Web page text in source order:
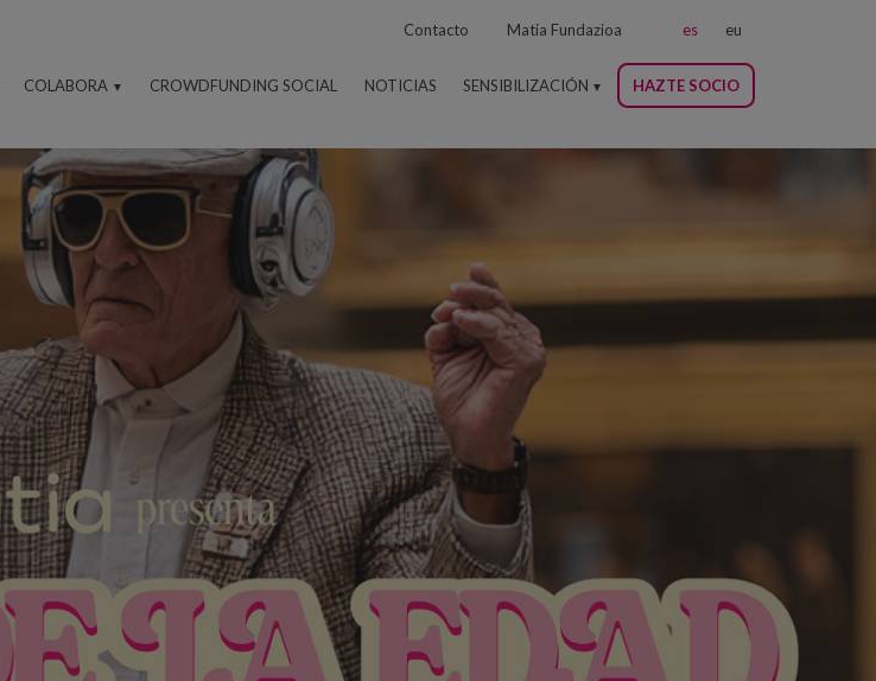
COLABORA CROWDFUNDING SOCIAL NOTICIAS SENSIBILIZACIÓN HAZTE SOCIO
es eu
Contacto Matia Fundazioa